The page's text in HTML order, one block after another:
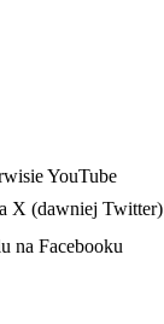
YouTube
X (dawniej Twitter)
na Facebooku